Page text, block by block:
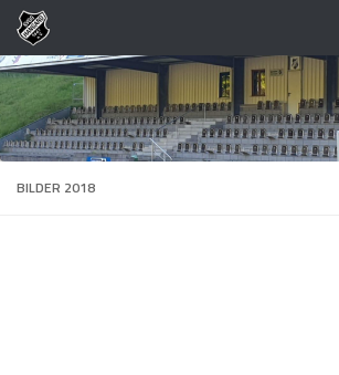
Zum Inhalt springen
BILDER 2018